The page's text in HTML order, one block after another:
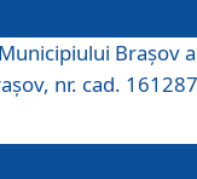
Braşov a
nr. cad.